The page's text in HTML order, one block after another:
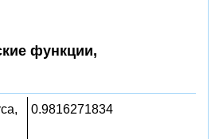
функции,
0.9816271834